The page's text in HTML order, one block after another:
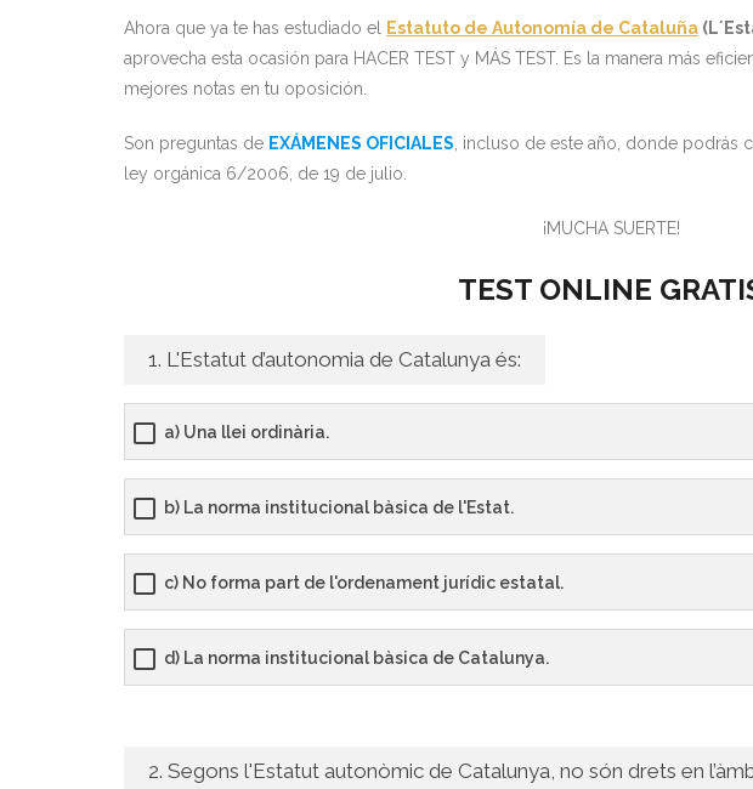
Ahora que ya te has estudiado el Estatuto de Autonomía de Cataluña
aprovecha esta ocasión para HACER TEST y MÁS TEST. Es la manera más
mejores notas en tu oposición.
Son preguntas de EXÁMENES OFICIALES , incluso de este año, donde
ley orgánica 6/2006, de 19 de julio.
¡MUCHA SUERTE!
TEST ONLINE
1. L'Estatut d’autonomia de Catalunya és:
a) Una llei ordinària.
b) La norma institucional bàsica de l'Estat.
c) No forma part de l'ordenament jurídic estatal.
d) La norma institucional bàsica de Catalunya.
2. Segons l'Estatut autonòmic de Catalunya, no són drets en